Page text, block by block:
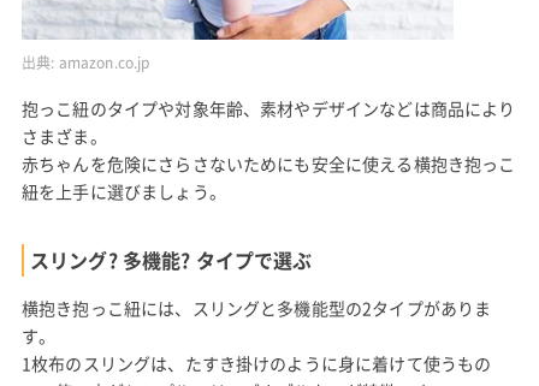
出典: amazon.co.jp
抱っこ紐のタイプや対象年齢、素材やデザインなどは商品により
さまざま。
赤ちゃんを危険にさらさないためにも安全に使える横抱き抱っこ
紐を上手に選びましょう。
スリング? 多機能? タイプで選ぶ
横抱き抱っこ紐には、スリングと多機能型の2タイプがありま
す。
1枚布のスリングは、たすき掛けのように身に着けて使うもの